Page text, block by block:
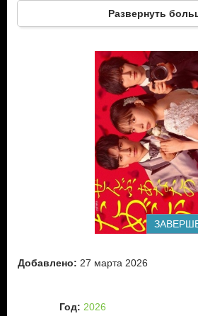
становится его незаменимым
сделанный в день свадьбы,
улику. По мере продвижения
Развернуть
Добавлено: 27 марта 2026
Год: 2026